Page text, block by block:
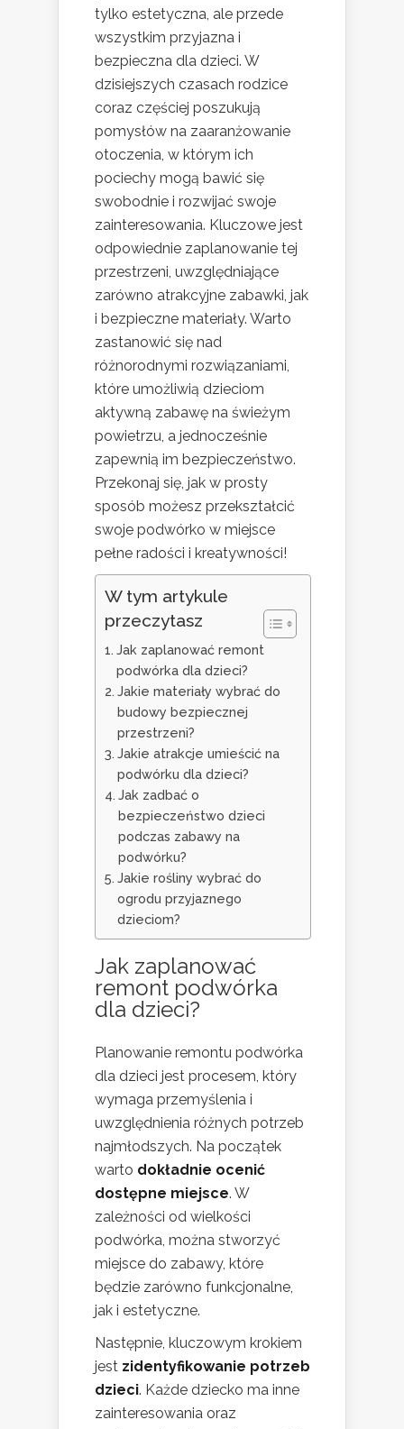
tylko estetyczna, ale przede
wszystkim przyjazna i
bezpieczna dla dzieci. W
dzisiejszych czasach rodzice
coraz częściej poszukują
pomysłów na zaaranżowanie
otoczenia, w którym ich
pociechy mogą bawić się
swobodnie i rozwijać swoje
zainteresowania. Kluczowe jest
odpowiednie zaplanowanie tej
przestrzeni, uwzględniające
zarówno atrakcyjne zabawki, jak
i bezpieczne materiały. Warto
zastanowić się nad
różnorodnymi rozwiązaniami,
które umożliwią dzieciom
aktywną zabawę na świeżym
powietrzu, a jednocześnie
zapewnią im bezpieczeństwo.
Przekonaj się, jak w prosty
sposób możesz przekształcić
swoje podwórko w miejsce
pełne radości i kreatywności!
W tym artykule
przeczytasz
Jak zaplanować remont
podwórka dla dzieci?
Jakie materiały wybrać do
budowy bezpiecznej
przestrzeni?
Jakie atrakcje umieścić na
podwórku dla dzieci?
Jak zadbać o
bezpieczeństwo dzieci
podczas zabawy na
podwórku?
Jakie rośliny wybrać do
ogrodu przyjaznego
dzieciom?
Jak zaplanować
remont podwórka
dla dzieci?
Planowanie remontu podwórka
dla dzieci jest procesem, który
wymaga przemyślenia i
uwzględnienia różnych potrzeb
najmłodszych. Na początek
warto dokładnie ocenić
dostępne miejsce. W
zależności od wielkości
podwórka, można stworzyć
miejsce do zabawy, które
będzie zarówno funkcjonalne,
jak i estetyczne.
Następnie, kluczowym krokiem
jest zidentyfikowanie potrzeb
dzieci. Każde dziecko ma inne
zainteresowania oraz